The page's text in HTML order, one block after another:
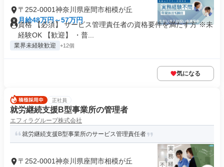
〒252-0001神奈川県座間市相模が丘
月給48万円～57万円
資格 【必須】 サービス管理責任者の資格要件を満たす方 ※未
経験OK 【歓迎】 ・普...
業界未経験歓迎 +12個
気になる
正社員
就労継続支援B型事業所の管理者
エフィラグループ株式会社
就労継続支援B型事業所のサービス管理責任者
〒252-0001神奈川県座間市相模が丘